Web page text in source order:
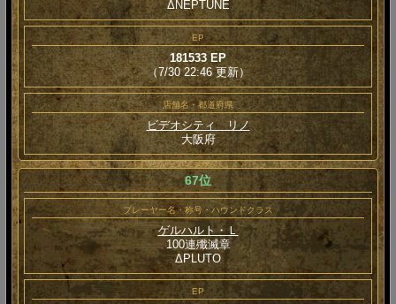
ΔNEPTUNE
EP
181533 EP
（7/30 22:46 更新）
店舗名・都道府県
ビデオシティ リノ
大阪府
67位
プレーヤー名・称号・ハウンドクラス
ゲルハルト・Ｌ
100連殲滅章
ΔPLUTO
EP